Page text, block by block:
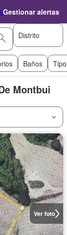
Gestionar alertas
Distrito
Baños
Montbui
Ver foto